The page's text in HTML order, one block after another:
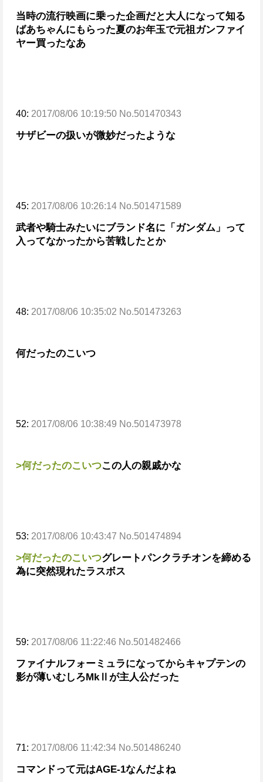
当時の流行映画に乗った企画だと大人になって知る
ばあちゃんにもらった夏のお年玉で元祖ガンファイ
ヤー買ったなあ
40: 2017/08/06 10:19:50 No.501470343
サザビーの扱いが微妙だったような
45: 2017/08/06 10:26:14 No.501471589
武者や騎士みたいにブランド名に「ガンダム」って
入ってなかったから苦戦したとか
48: 2017/08/06 10:35:02 No.501473263
何だったのこいつ
52: 2017/08/06 10:38:49 No.501473978
>何だったのこいつこの人の親戚かな
53: 2017/08/06 10:43:47 No.501474894
>何だったのこいつグレートパンクラチオンを締める
為に突然現れたラスボス
59: 2017/08/06 11:22:46 No.501482466
ファイナルフォーミュラになってからキャプテンの
影が薄いむしろMkⅡが主人公だった
71: 2017/08/06 11:42:34 No.501486240
コマンドって元はAGE-1なんだよね